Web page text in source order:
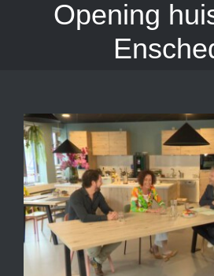
Opening
View
Larger
Image